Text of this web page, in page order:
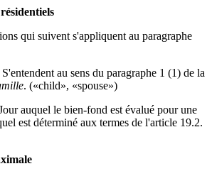
qui suivent s'appliquent au paragraphe
au sens du paragraphe 1 (1) de la
. («child», «spouse»)
auquel le bien-fond est évalué pour une
est déterminé aux termes de l'article 19.2.